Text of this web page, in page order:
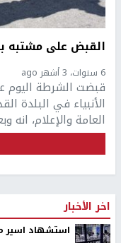
القبض على مشتبه
6 سنوات، 3 أشهر ago
قبضت الشرطة اليوم
الأنبياء في البلدة
العامة والإعلام،
اخر الأخبار
استشهاد اسير